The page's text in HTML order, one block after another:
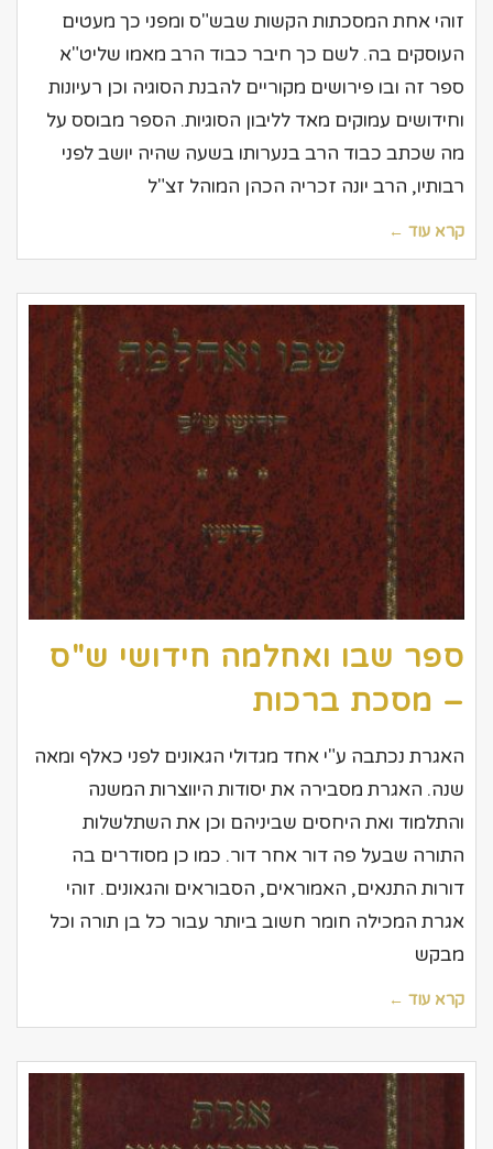
זוהי אחת המסכתות הקשות שבש"ס ומפני כך מעטים
העוסקים בה. לשם כך חיבר כבוד הרב מאמו שליט"א
ספר זה ובו פירושים מקוריים להבנת הסוגיה וכן רעיונות
וחידושים עמוקים מאד לליבון הסוגיות. הספר מבוסס על
מה שכתב כבוד הרב בנערותו בשעה שהיה יושב לפני
רבותיו, הרב יונה זכריה הכהן המוהל זצ"ל
קרא עוד ←
ספר שבו ואחלמה חידושי ש"ס
– מסכת ברכות
האגרת נכתבה ע"י אחד מגדולי הגאונים לפני כאלף ומאה
שנה. האגרת מסבירה את יסודות היווצרות המשנה
והתלמוד ואת היחסים שביניהם וכן את השתלשלות
התורה שבעל פה דור אחר דור. כמו כן מסודרים בה
דורות התנאים, האמוראים, הסבוראים והגאונים. זוהי
אגרת המכילה חומר חשוב ביותר עבור כל בן תורה וכל
מבקש
קרא עוד ←